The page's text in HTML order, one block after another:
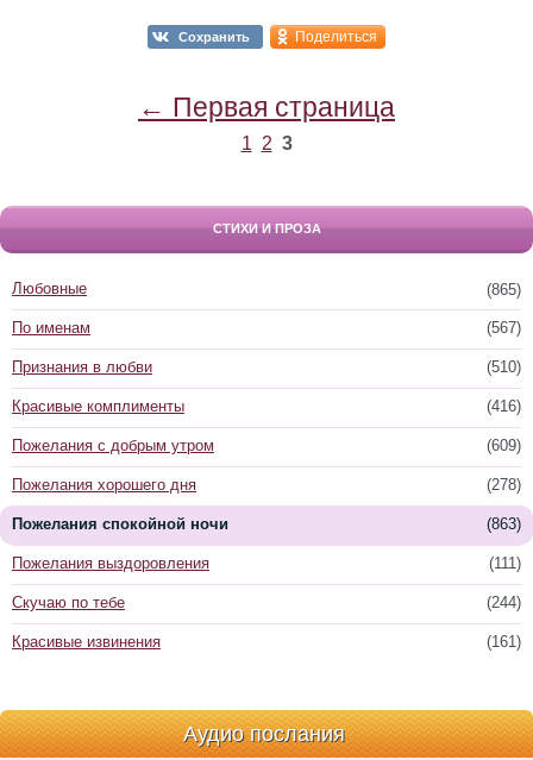
Сохранить Поделиться
← Первая страница
1 2 3
СТИХИ И ПРОЗА
(865)
Любовные
(567)
По именам
(510)
Признания в любви
(416)
Красивые комплименты
(609)
Пожелания с добрым утром
(278)
Пожелания хорошего дня
(863)
Пожелания спокойной ночи
(111)
Пожелания выздоровления
(244)
Скучаю по тебе
(161)
Красивые извинения
Аудио послания